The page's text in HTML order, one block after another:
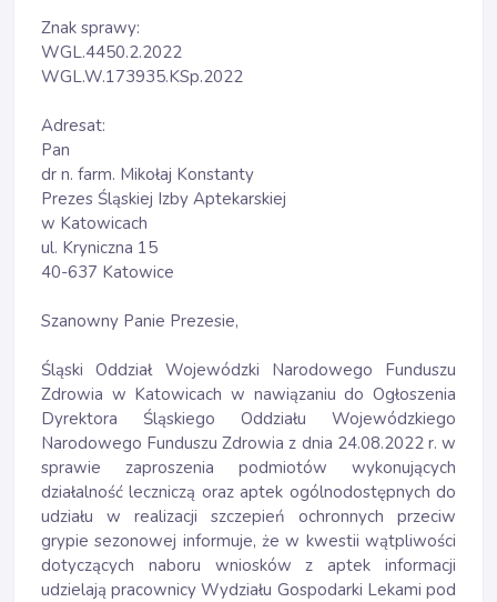
Znak sprawy:
WGL.4450.2.2022
WGL.W.173935.KSp.2022
Adresat:
Pan
dr n. farm. Mikołaj Konstanty
Prezes Śląskiej Izby Aptekarskiej
w Katowicach
ul. Kryniczna 15
40-637 Katowice
Szanowny Panie Prezesie,
Śląski Oddział Wojewódzki Narodowego Funduszu
Zdrowia w Katowicach w nawiązaniu do Ogłoszenia
Dyrektora Śląskiego Oddziału Wojewódzkiego
Narodowego Funduszu Zdrowia z dnia 24.08.2022 r. w
sprawie zaproszenia podmiotów wykonujących
działalność leczniczą oraz aptek ogólnodostępnych do
udziału w realizacji szczepień ochronnych przeciw
grypie sezonowej informuje, że w kwestii wątpliwości
dotyczących naboru wniosków z aptek informacji
udzielają pracownicy Wydziału Gospodarki Lekami pod